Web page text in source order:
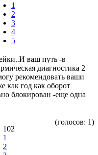
1
2
3
4
5
ваш путь -в
диагностика 2
рекомендовать ваши
как год как оборот
блокирован -еще одна
102
1
2
(голосов: 1)